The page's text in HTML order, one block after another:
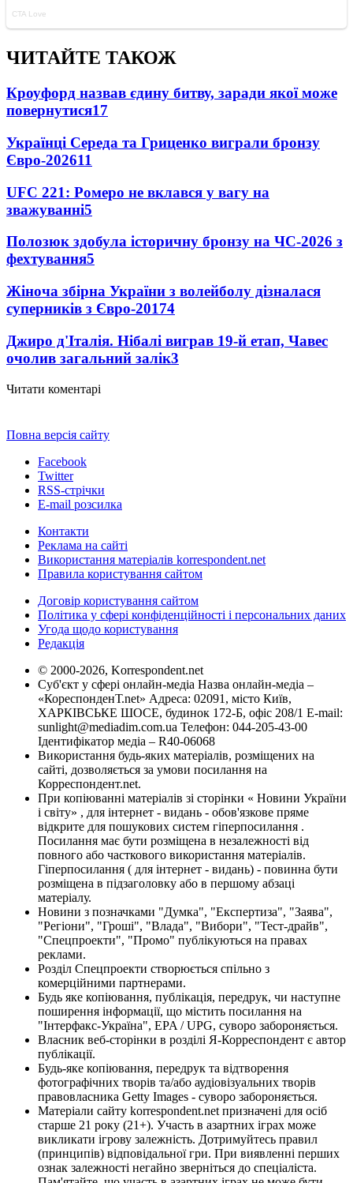
ЧИТАЙТЕ ТАКОЖ
Кроуфорд назвав єдину битву, заради якої може
повернутися17
Українці Середа та Гриценко виграли бронзу
Євро-202611
UFC 221: Ромеро не вклався у вагу на
зважуванні5
Полозюк здобула історичну бронзу на ЧС-2026 з
фехтування5
Жіноча збірна України з волейболу дізналася
суперників з Євро-20174
Джиро д'Італія. Нібалі виграв 19-й етап, Чавес
очолив загальний залік3
Читати коментарі
Повна версія сайту
Facebook
Twitter
RSS-стрічки
E-mail розсилка
Контакти
Реклама на сайті
Використання матеріалів korrespondent.net
Правила користування сайтом
Договір користування сайтом
Політика у сфері конфіденційності і персональних даних
Угода щодо користування
Редакція
© 2000-2026, Korrespondent.net
Суб'єкт у сфері онлайн-медіа Назва онлайн-медіа –
«КореспонденТ.net» Адреса: 02091, місто Київ,
ХАРКІВСЬКЕ ШОСЕ, будинок 172-Б, офіс 208/1 E-mail:
sunlight@mediadim.com.ua Телефон: 044-205-43-00
Ідентифікатор медіа – R40-06068
Використання будь-яких матеріалів, розміщених на
сайті, дозволяється за умови посилання на
Корреспондент.net.
При копіюванні матеріалів зі сторінки « Новини України
і світу» , для інтернет - видань - обов'язкове пряме
відкрите для пошукових систем гіперпосилання .
Посилання має бути розміщена в незалежності від
повного або часткового використання матеріалів.
Гіперпосилання ( для інтернет - видань) - повинна бути
розміщена в підзаголовку або в першому абзаці
матеріалу.
Новини з позначками "Думка", "Експертиза", "Заява",
"Регіони", "Гроші", "Влада", "Вибори", "Тест-драйв",
"Спецпроекти", "Промо" публікуються на правах
реклами.
Розділ Спецпроекти створюється спільно з
комерційними партнерами.
Будь яке копіювання, публікація, передрук, чи наступне
поширення інформації, що містить посилання на
"Інтерфакс-Україна", EPA / UPG, суворо забороняється.
Власник веб-сторінки в розділі Я-Корреспондент є автор
публікації.
Будь-яке копіювання, передрук та відтворення
фотографічних творів та/або аудіовізуальних творів
правовласника Getty Images - суворо забороняється.
Матеріали сайту korrespondent.net призначені для осіб
старше 21 року (21+). Участь в азартних іграх може
викликати ігрову залежність. Дотримуйтесь правил
(принципів) відповідальної гри. При виявленні перших
ознак залежності негайно зверніться до спеціаліста.